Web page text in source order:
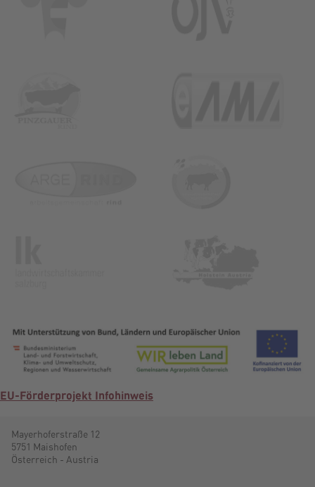
EU-Förderprojekt Infohinweis
Mayerhoferstraße 12
5751 Maishofen
Österreich - Austria